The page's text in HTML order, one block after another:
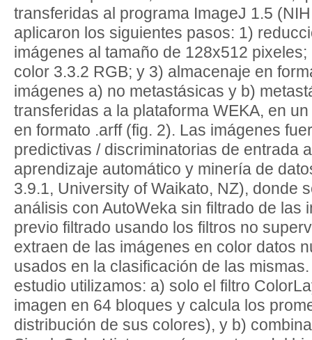
transferidas al programa ImageJ 1.5
aplicaron los siguientes pasos: 1)
imágenes al tamaño de 128x512
color 3.3.2 RGB; y 3) almacenaje en
imágenes a) no metastásicas y b)
transferidas a la plataforma WEKA, en
en formato .arff (fig. 2). Las imágenes
predictivas / discriminatorias de entrada
aprendizaje automático y minería de
3.9.1, University of Waikato, NZ), donde
análisis con AutoWeka sin filtrado de las
previo filtrado usando los filtros no
extraen de las imágenes en color datos
usados en la clasificación de las
estudio utilizamos: a) solo el filtro
imagen en 64 bloques y calcula los
distribución de sus colores), y b)